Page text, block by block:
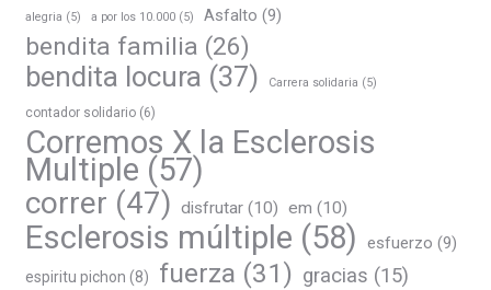
alegria (5) a por los 10.000 (5) Asfalto (9)
bendita familia (26)
bendita locura (37) Carrera solidaria (5)
contador solidario (6)
Corremos X la Esclerosis
Multiple (57)
correr (47) disfrutar (10) em (10)
Esclerosis múltiple (58) esfuerzo (9)
espiritu pichon (8) fuerza (31) gracias (15)